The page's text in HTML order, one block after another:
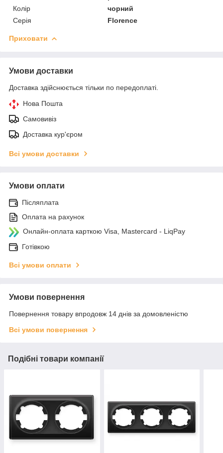
Колір
чорний
Серія
Florence
Приховати
Умови доставки
Доставка здійснюється тільки по передоплаті.
Нова Пошта
Самовивіз
Доставка кур'єром
Всі умови доставки
Умови оплати
Післяплата
Оплата на рахунок
Онлайн-оплата карткою Visa, Mastercard - LiqPay
Готівкою
Всі умови оплати
Умови повернення
Повернення товару впродовж 14 днів за домовленістю
Всі умови повернення
Подібні товари компанії